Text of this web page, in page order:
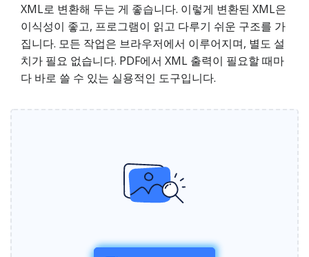
XML로 변환해 두는 게 좋습니다. 이렇게 변환된 XML은
이식성이 좋고, 프로그램이 읽고 다루기 쉬운 구조를 가
집니다. 모든 작업은 브라우저에서 이루어지며, 별도 설
치가 필요 없습니다. PDF에서 XML 출력이 필요할 때마
다 바로 쓸 수 있는 실용적인 도구입니다.